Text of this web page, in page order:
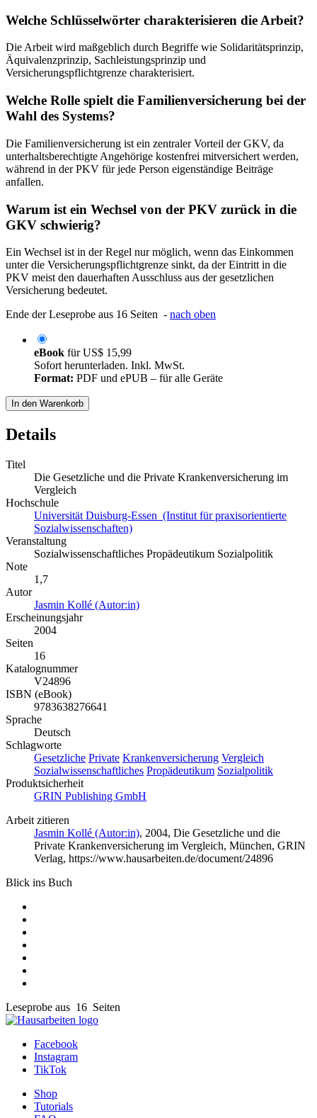
Welche Schlüsselwörter charakterisieren die Arbeit?
Die Arbeit wird maßgeblich durch Begriffe wie Solidaritätsprinzip,
Äquivalenzprinzip, Sachleistungsprinzip und
Versicherungspflichtgrenze charakterisiert.
Welche Rolle spielt die Familienversicherung bei der
Wahl des Systems?
Die Familienversicherung ist ein zentraler Vorteil der GKV, da
unterhaltsberechtigte Angehörige kostenfrei mitversichert werden,
während in der PKV für jede Person eigenständige Beiträge
anfallen.
Warum ist ein Wechsel von der PKV zurück in die
GKV schwierig?
Ein Wechsel ist in der Regel nur möglich, wenn das Einkommen
unter die Versicherungspflichtgrenze sinkt, da der Eintritt in die
PKV meist den dauerhaften Ausschluss aus der gesetzlichen
Versicherung bedeutet.
Ende der Leseprobe aus 16 Seiten - nach oben
eBook fürUS$ 15,99
Sofort herunterladen. Inkl. MwSt.
Format: PDF und ePUB – für alle Geräte
In den Warenkorb
Details
Titel
Die Gesetzliche und die Private Krankenversicherung im
Vergleich
Hochschule
Universität Duisburg-Essen (Institut für praxisorientierte
Sozialwissenschaften)
Veranstaltung
Sozialwissenschaftliches Propädeutikum Sozialpolitik
Note
1,7
Autor
Jasmin Kollé (Autor:in)
Erscheinungsjahr
2004
Seiten
16
Katalognummer
V24896
ISBN (eBook)
9783638276641
Sprache
Deutsch
Schlagworte
Gesetzliche Private Krankenversicherung Vergleich
Sozialwissenschaftliches Propädeutikum Sozialpolitik
Produktsicherheit
GRIN Publishing GmbH
Arbeit zitieren
Jasmin Kollé (Autor:in), 2004, Die Gesetzliche und die
Private Krankenversicherung im Vergleich, München, GRIN
Verlag, https://www.hausarbeiten.de/document/24896
Blick ins Buch
Leseprobe aus 16 Seiten
Facebook
Instagram
TikTok
Shop
Tutorials